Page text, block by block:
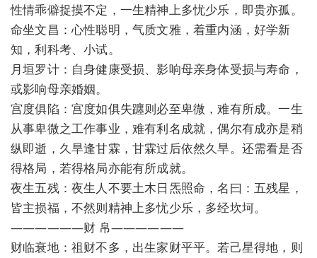
性情乖僻捉摸不定，一生精神上多忧少乐，即贵亦孤。
命坐文昌：心性聪明，气质文雅，着重内涵，好学新
知，利科考、小试。
月垣罗计：自身健康受损、影响母亲身体受损与寿命，
或影响母亲婚姻。
宫度俱陷：宫度如俱失躔则必至卑微，难有所成。一生
从事卑微之工作事业，难有利名成就，偶尔有成亦是稍
纵即逝，久旱逢甘霖，甘霖过后依然久旱。还需看是否
得格局，若得格局亦能有所成就。
夜生五残：夜生人不要土木日炁照命，名曰：五残星，
皆主损福，不然则精神上多忧少乐，多经坎坷。
——————财 帛——————
财临衰地：祖财不多，出生家财平平。若己星得地，则